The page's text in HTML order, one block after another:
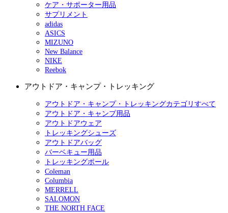
ケア・サポーター用品
サプリメント
adidas
ASICS
MIZUNO
New Balance
NIKE
Reebok
アウトドア・キャンプ・トレッキング
アウトドア・キャンプ・トレッキングカテゴリすべて
アウトドア・キャンプ用品
アウトドアウェア
トレッキングシューズ
アウトドアバッグ
バーベキュー用品
トレッキングポール
Coleman
Columbia
MERRELL
SALOMON
THE NORTH FACE